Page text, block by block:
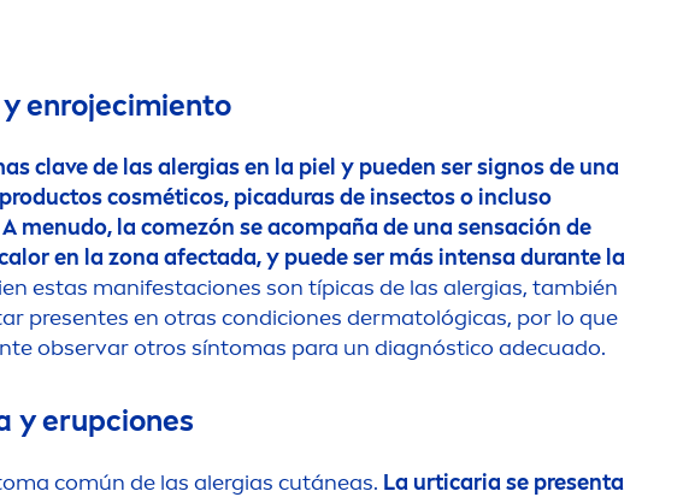
enrojecimiento
clave de las alergias en la piel y pueden ser signos de una
cosméticos, picaduras de insectos o incluso
menudo, la comezón se acompaña de una sensación de
en la zona afectada, y puede ser más intensa durante la
estas manifestaciones son típicas de las alergias, también
presentes en otras condiciones dermatológicas, por lo que
observar otros síntomas para un diagnóstico adecuado.
y erupciones
común de las alergias cutáneas. La urticaria se presenta